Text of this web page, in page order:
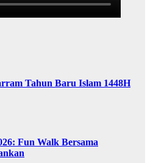
Tahun Baru Islam 1448H
Fun Walk Bersama